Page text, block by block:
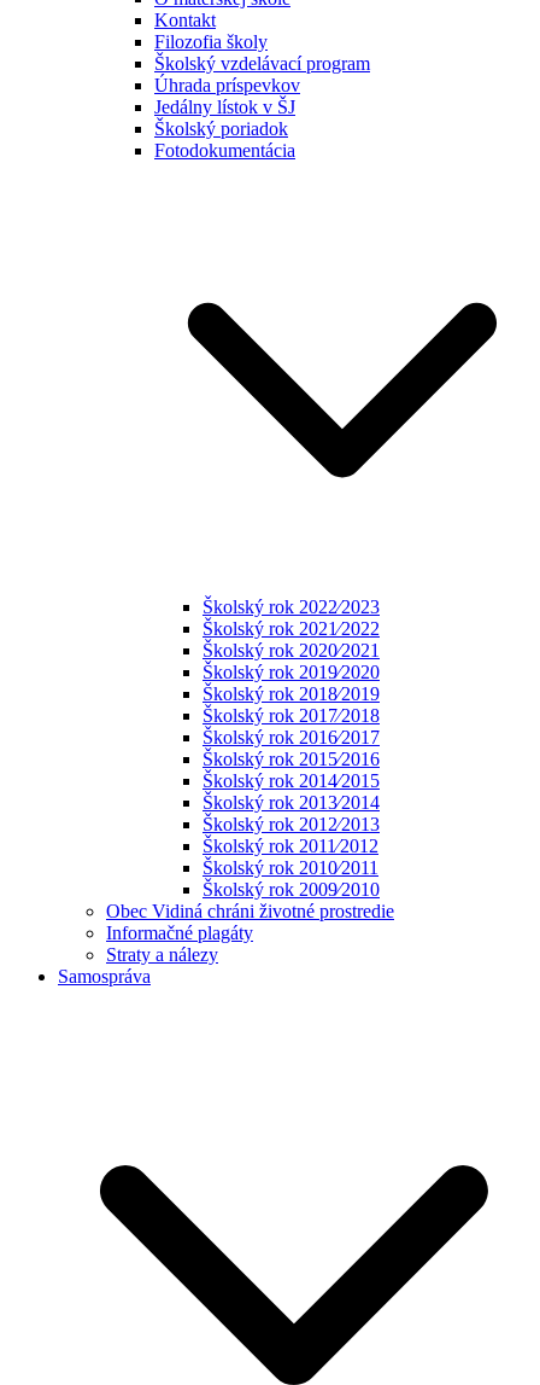
Kontakt
Filozofia školy
Školský vzdelávací program
Úhrada príspevkov
Jedálny lístok v ŠJ
Školský poriadok
Fotodokumentácia
Školský rok 2022⁄2023
Školský rok 2021⁄2022
Školský rok 2020⁄2021
Školský rok 2019⁄2020
Školský rok 2018⁄2019
Školský rok 2017⁄2018
Školský rok 2016⁄2017
Školský rok 2015⁄2016
Školský rok 2014⁄2015
Školský rok 2013⁄2014
Školský rok 2012⁄2013
Školský rok 2011⁄2012
Školský rok 2010⁄2011
Školský rok 2009⁄2010
Obec Vidiná chráni životné prostredie
Informačné plagáty
Straty a nálezy
Samospráva